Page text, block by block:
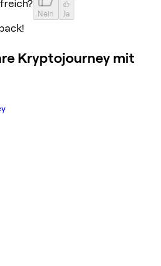
Nein Ja
Kryptojourney mit